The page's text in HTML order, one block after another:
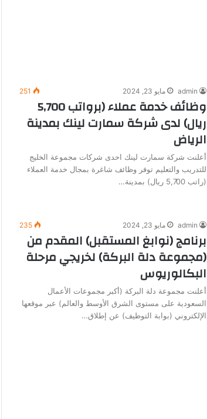
admin مايو 23, 2024 251
وظائف خدمة عملاء (برواتب 5,700
ريال) لدى شركة سمارت لينك بمدينة
الرياض
أعلنت شركة سمارت لينك احدى شركات مجموعة الخليج
للتدريب والتعليم توفر وظائف شاغرة بمجال خدمة العملاء
(راتب 5,700 ريال) بمدينة…
admin مايو 23, 2024 235
برنامج (نوابغ المستقبل) المقدم من
(مجموعة دلة البركة) لخريجي مرحلة
البكالوريوس
أعلنت مجموعة دلة البركة (أكبر مجموعات الأعمال
السعودية على مستوى الشرق الأوسط والعالم) عبر موقعها
الإلكتروني (بوابة التوظيف) عن إطلاق…